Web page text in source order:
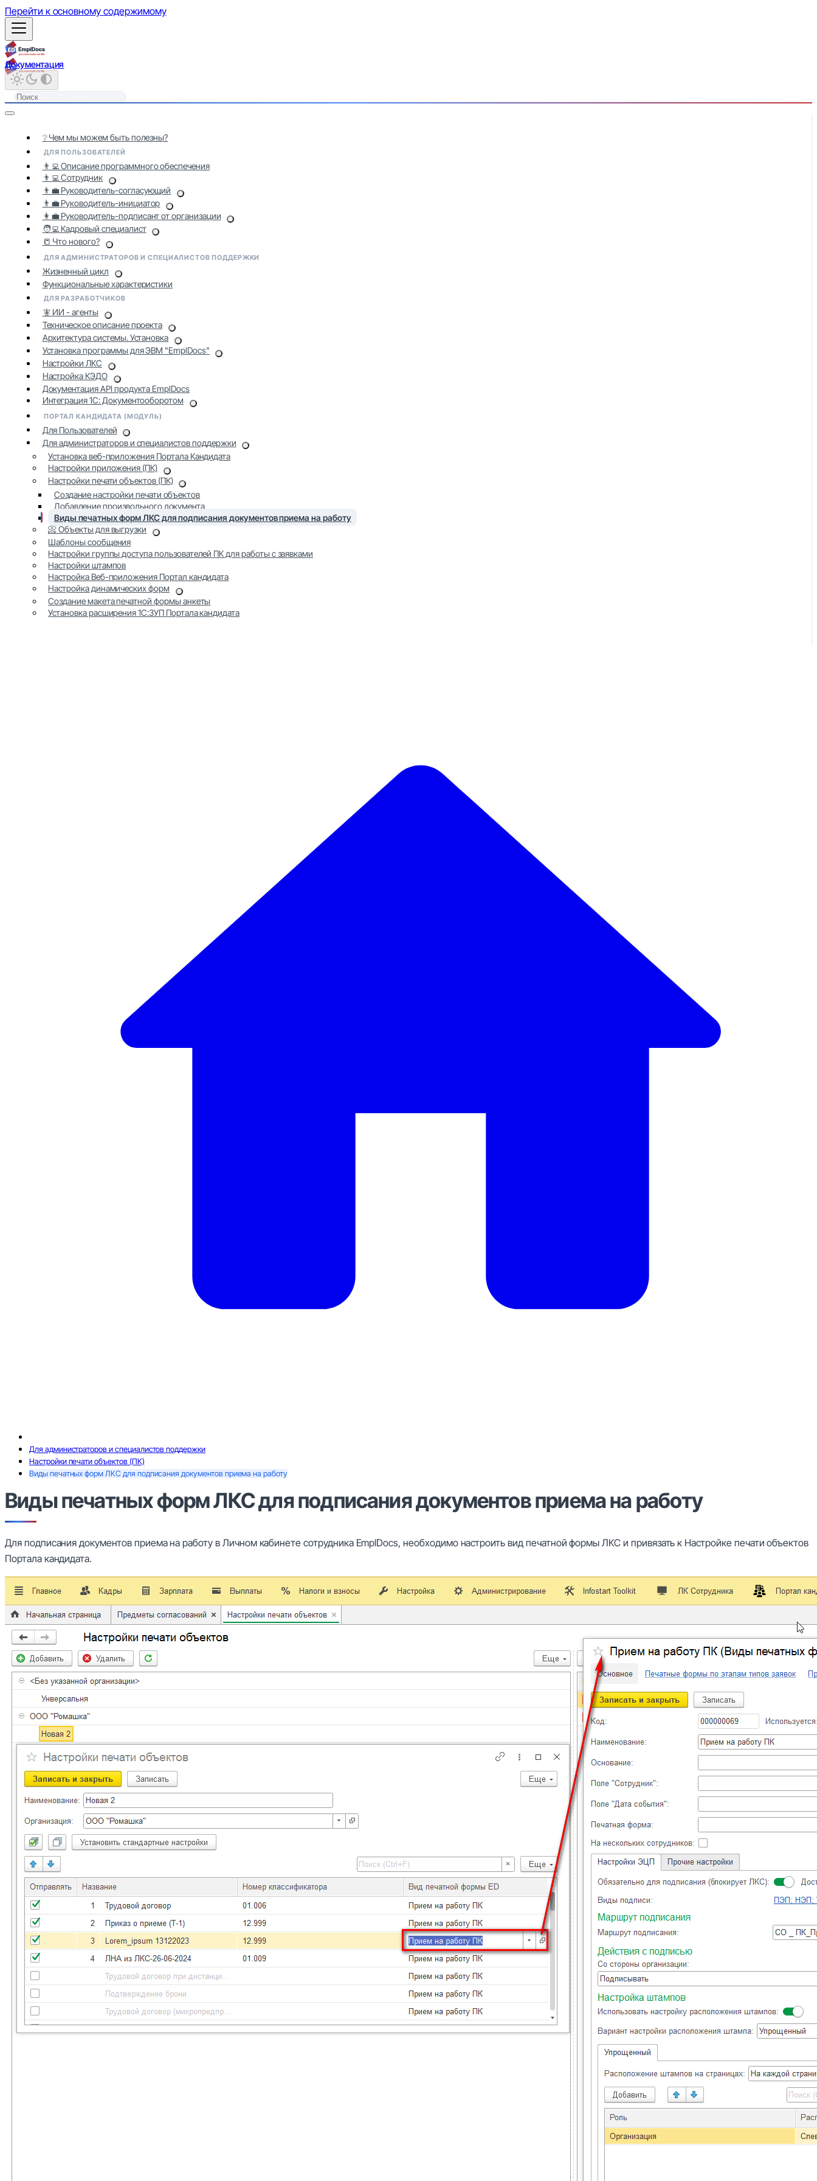
Перейти к основному содержимому
Документация
❔ Чем мы можем быть полезны?
ДЛЯ ПОЛЬЗОВАТЕЛЕЙ
👨‍💻 Описание программного обеспечения
👨‍💻 Сотрудник
👨‍💼 Руководитель-согласующий
👨‍💼 Руководитель-инициатор
👩‍💼 Руководитель-подписант от организации
🧑‍💻 Кадровый специалист
📒 Что нового?
ДЛЯ АДМИНИСТРАТОРОВ И СПЕЦИАЛИСТОВ ПОДДЕРЖКИ
Жизненный цикл
Функциональные характеристики
ДЛЯ РАЗРАБОТЧИКОВ
🧚 ИИ - агенты
Техническое описание проекта
Архитектура системы. Установка
Установка программы для ЭВМ "EmplDocs"
Настройки ЛКС
Настройка КЭДО
Документация API продукта EmplDocs
Интеграция 1С: Документооборотом
ПОРТАЛ КАНДИДАТА (МОДУЛЬ)
Для Пользователей
Для администраторов и специалистов поддержки
Установка веб-приложения Портала Кандидата
Настройки приложения (ПК)
Настройки печати объектов (ПК)
Создание настройки печати объектов
Добавление произвольного документа
Виды печатных форм ЛКС для подписания документов приема на работу
📀 Объекты для выгрузки
Шаблоны сообщения
Настройки группы доступа пользователей ПК для работы с заявками
Настройки штампов
Настройка Веб-приложения Портал кандидата
Настройка динамических форм
Создание макета печатной формы анкеты
Установка расширения 1С:ЗУП Портала кандидата
Для администраторов и специалистов поддержки
Настройки печати объектов (ПК)
Виды печатных форм ЛКС для подписания документов приема на работу
Виды печатных форм ЛКС для подписания документов приема на работу
Для подписания документов приема на работу в Личном кабинете сотрудника EmplDocs, необходимо настроить вид печатной формы ЛКС и привязать к Настройке печати объектов
Портала кандидата.